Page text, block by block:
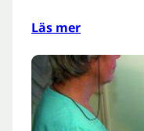
Läs mer